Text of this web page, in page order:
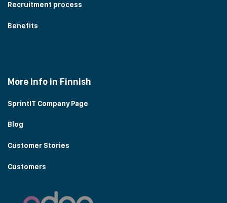
Recruitment process
Benefits
More info in Finnish
SprintIT Company Page
Blog
Customer Stories
Customers